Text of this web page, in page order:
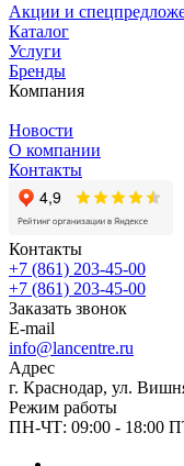
Акции и
Каталог
Услуги
Бренды
Компания
Новости
О компании
Контакты
Контакты
+7 (861) 203-45-00
+7 (861) 203-45-00
Заказать звонок
E-mail
info@lancentre.ru
Адрес
г. Краснодар, ул.
Режим работы
ПН-ЧТ: 09:00 - 18:00